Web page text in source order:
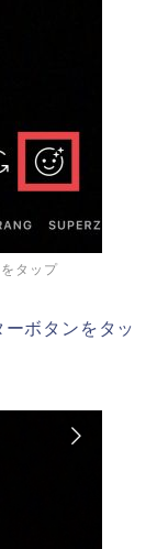
タップ
ボタンをタッ